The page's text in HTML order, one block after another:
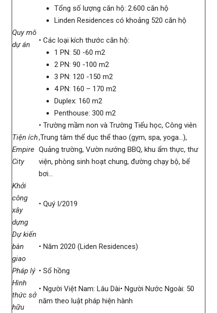
Quy mô
dự án
Tổng số lượng căn hộ: 2.600 căn hộ
Linden Residences có khoảng 520 căn hộ
• Các loại kích thước căn hộ:
1 PN: 50 -60 m2
2 PN: 90 -100 m2
3 PN: 120 -150 m2
4 PN: 160 – 170 m2
Duplex: 160 m2
Penthouse: 300 m2
Tiện ích
Empire
City
• Trường mầm non và Trường Tiểu học, Công viên
,Trung tâm thể dục thể thao (gym, spa, yoga…),
Quảng trường, Vườn nướng BBQ, khu ẩm thực, thư
viện, phòng sinh hoạt chung, đường chạy bộ, bể
bơi…
Khởi
công
xây
dựng
• Quý I/2019
Dự kiến
bàn
giao
• Năm 2020 (Liden Residences)
Pháp lý • Sổ hồng
Hình
thức sở
hữu
• Người Việt Nam: Lâu Dài• Người Nước Ngoài: 50
năm theo luật pháp hiện hành